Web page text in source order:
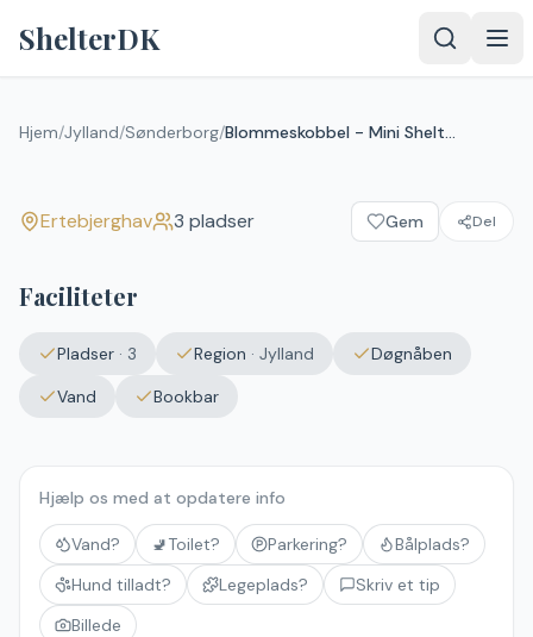
ShelterDK
Hjem/Jylland/Sønderborg/ Blommeskobbel - Mini Shelter "Fjordterne"
Ertebjerghav
Ertebjerghav 3 pladser Gem Del
Faciliteter
Pladser · 3 Region · Jylland
Døgnåben
Vand
Bookbar
Hjælp os med at opdatere info
Vand? 🚽Toilet? Parkering?
Bålplads?
Hund tilladt?
Legeplads?
Skriv et tip
Billede